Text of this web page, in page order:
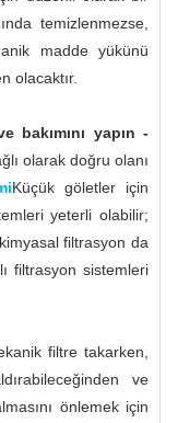
temizlenmezse,
madde yükünü
olacaktır.
yapın -
olarak doğru olanı
Küçük göletler için
yeterli olabilir;
filtrasyon da
filtrasyon sistemleri
filtre takarken,
ve
önlemek için